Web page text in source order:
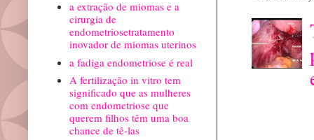
a extração de miomas e a
cirurgia de
endometriosetratamento
inovador de miomas uterinos
a fadiga endometriose é real
A fertilização in vitro tem
significado que as mulheres
com endometriose que
querem filhos têm uma boa
chance de tê-las